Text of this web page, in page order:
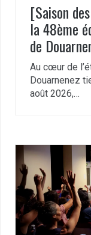
[Saison
la 48ème
de
Au cœur de
Douarnenez
août 2026,…